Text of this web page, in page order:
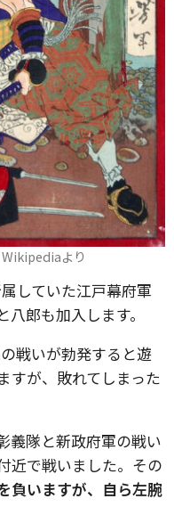
より
していた江戸幕府軍
郎も加入します。
戦いが勃発すると遊
すが、敗れてしまった
義隊と新政府軍の戦い
近で戦いました。その
負いますが、自ら左腕